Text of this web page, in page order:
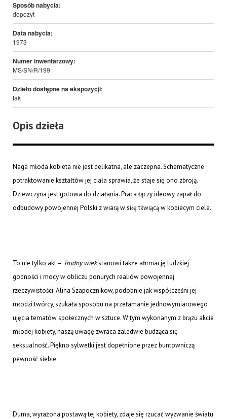
Sposób nabycia:
depozyt
Data nabycia:
1973
Numer inwentarzowy:
MS/SN/R/199
Dzieło dostępne na ekspozycji:
tak
Opis dzieła
Naga młoda kobieta nie jest delikatna, ale zaczepna. Schematyczne
potraktowanie kształtów jej ciała sprawia, że staje się ono zbroją.
Dziewczyna jest gotowa do działania. Praca łączy ideowy zapał do
odbudowy powojennej Polski z wiarą w siłę tkwiącą w kobiecym ciele.
To nie tylko akt – Trudny wiekstanowi także afirmację ludzkiej
godności i mocy w obliczu ponurych realiów powojennej
rzeczywistości. Alina Szapocznikow, podobnie jak współcześni jej
młodzi twórcy, szukała sposobu na przełamanie jednowymiarowego
ujęcia tematów społecznych w sztuce. W tym wykonanym z brązu akcie
młodej kobiety, naszą uwagę zwraca zaledwie budząca się
seksualność. Piękno sylwetki jest dopełnione przez buntowniczą
pewność siebie.
Duma, wyrażona postawą tej kobiety, zdaje się rzucać wyzwanie światu